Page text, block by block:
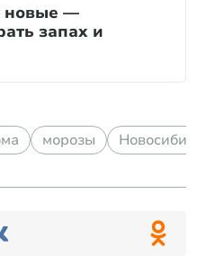
новые —
запах и
морозы